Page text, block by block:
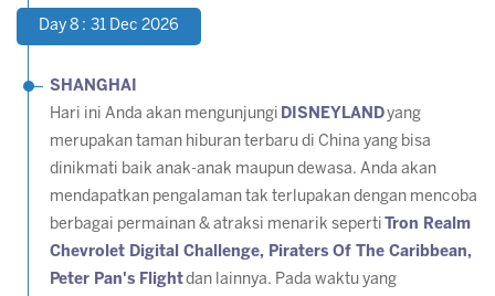
Day 8 : 31 Dec 2026
SHANGHAI
Hari ini Anda akan mengunjungi DISNEYLANDyang
merupakan taman hiburan terbaru di China yang bisa
dinikmati baik anak-anak maupun dewasa. Anda akan
mendapatkan pengalaman tak terlupakan dengan mencoba
berbagai permainan & atraksi menarik seperti
Tron Realm
Chevrolet Digital Challenge, Piraters Of The Caribbean,
Peter Pan's Flightdan lainnya. Pada waktu yang